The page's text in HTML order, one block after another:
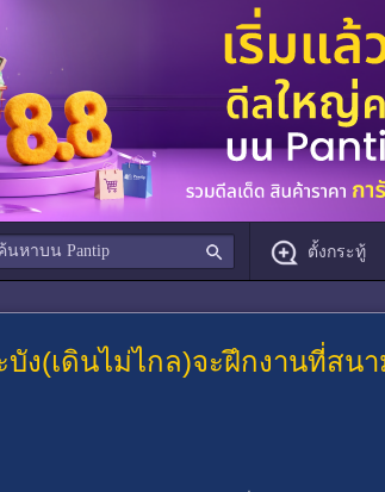
ตั้งกระทู้
ง(เดินไม่ไกล)จะฝึกงานที่สน